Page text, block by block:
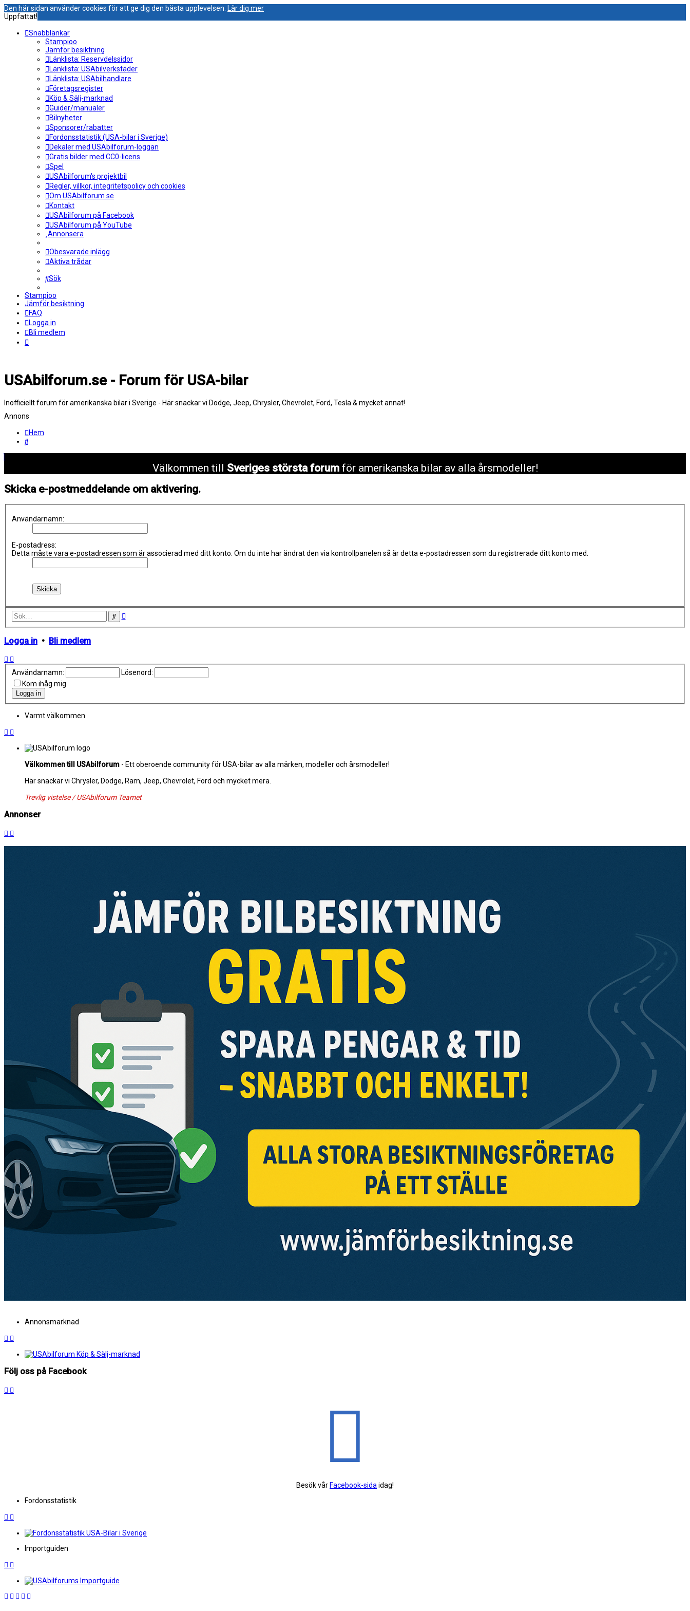
Den här sidan använder cookies för att ge dig den bästa upplevelsen. Lär dig mer
Uppfattat!
Snabblänkar
Stampioo
Jämför besiktning
Länklista: Reservdelssidor
Länklista: USAbilverkstäder
Länklista: USAbilhandlare
Företagsregister
Köp & Sälj-marknad
Guider/manualer
Bilnyheter
Sponsorer/rabatter
Fordonsstatistik (USA-bilar i Sverige)
Dekaler med USAbilforum-loggan
Gratis bilder med CC0-licens
Spel
USAbilforum's projektbil
Regler, villkor, integritetspolicy och cookies
Om USAbilforum.se
Kontakt
USAbilforum på Facebook
USAbilforum på YouTube
Annonsera
Obesvarade inlägg
Aktiva trådar
Sök
Stampioo
Jämför besiktning
FAQ
Logga in
Bli medlem
USAbilforum.se - Forum för USA-bilar
Inofficiellt forum för amerikanska bilar i Sverige - Här snackar vi Dodge, Jeep, Chrysler, Chevrolet, Ford, Tesla & mycket annat!
Annons
Hem
Sök
Välkommen till Sveriges största forumför amerikanska bilar av alla årsmodeller!
Skicka e-postmeddelande om aktivering.
Användarnamn:
E-postadress:
Detta måste vara e-postadressen som är associerad med ditt konto. Om du inte har ändrat den via kontrollpanelen så är detta e-postadressen som du registrerade ditt konto med.
SökAvancerad
Logga in • Bli medlem
Användarnamn:
Lösenord:
Kom ihåg mig
Varmt välkommen
Välkommen till USAbilforum - Ett oberoende community för USA-bilar av alla märken, modeller och årsmodeller!
Här snackar vi Chrysler, Dodge, Ram, Jeep, Chevrolet, Ford och mycket mera.
Trevlig vistelse / USAbilforum Teamet
Annonser
Annonsmarknad
Följ oss på Facebook
Besök vår Facebook-sida idag!
Fordonsstatistik
Importguiden